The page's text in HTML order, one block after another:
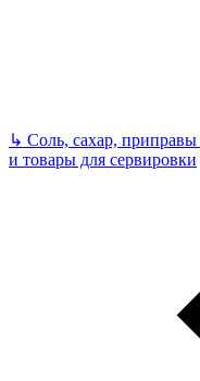
↳ Соль, сахар, приправы
и товары для сервировки